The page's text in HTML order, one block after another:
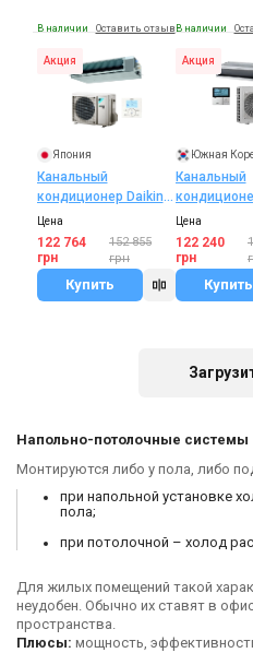
В наличии Оставить отзыв
Акция
Япония
Канальный
кондиционер Daikin
FBA35A/RXM35A
Цена
122 764
грн
152 855
грн
Купить
В наличии
Акция
Южная
Канальный
CM24R/
Цена
122 240
грн
Купить
Канальный
кондиционер
M50VA
130 198
153 173
Купить
Напольно-потолочные системы
Монтируются либо у пола, либо
при напольной установке
пола;
при потолочной – холод
Для жилых помещений такой
неудобен. Обычно их ставят в
пространства.
Плюсы: мощность,